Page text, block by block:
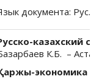
документа: Рус.
казахский
К.Б. –
экономика